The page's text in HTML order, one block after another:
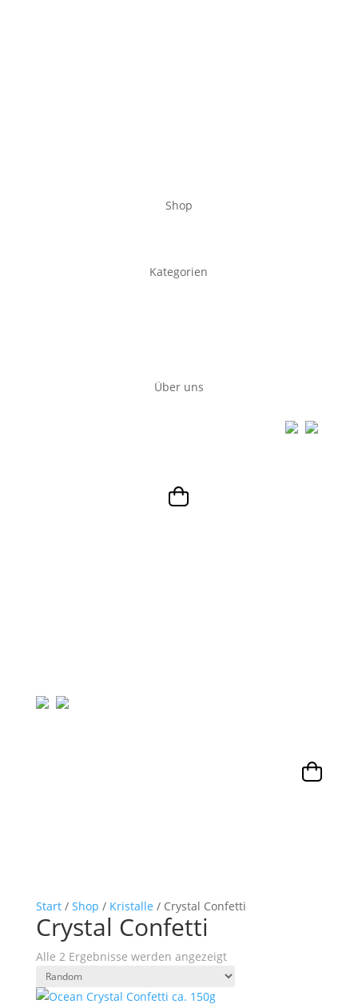
Shop
Kategorien
Über uns
Start/ Shop / Kristalle / Crystal Confetti
Crystal Confetti
Alle 2 Ergebnisse werden angezeigt